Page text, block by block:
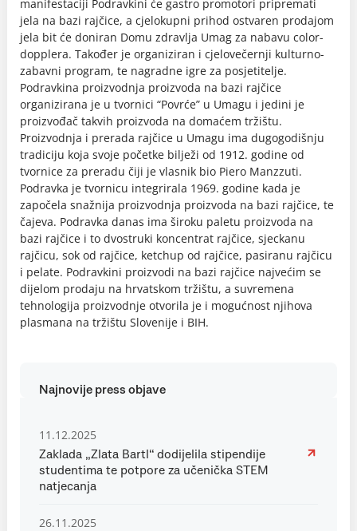
manifestaciji Podravkini će gastro promotori pripremati
jela na bazi rajčice, a cjelokupni prihod ostvaren prodajom
jela bit će doniran Domu zdravlja Umag za nabavu color-
dopplera. Također je organiziran i cjelovečernji kulturno-
zabavni program, te nagradne igre za posjetitelje.
Podravkina proizvodnja proizvoda na bazi rajčice
organizirana je u tvornici “Povrće” u Umagu i jedini je
proizvođač takvih proizvoda na domaćem tržištu.
Proizvodnja i prerada rajčice u Umagu ima dugogodišnju
tradiciju koja svoje početke bilježi od 1912. godine od
tvornice za preradu čiji je vlasnik bio Piero Manzzuti.
Podravka je tvornicu integrirala 1969. godine kada je
započela snažnija proizvodnja proizvoda na bazi rajčice, te
čajeva. Podravka danas ima široku paletu proizvoda na
bazi rajčice i to dvostruki koncentrat rajčice, sjeckanu
rajčicu, sok od rajčice, ketchup od rajčice, pasiranu rajčicu
i pelate. Podravkini proizvodi na bazi rajčice najvećim se
dijelom prodaju na hrvatskom tržištu, a suvremena
tehnologija proizvodnje otvorila je i mogućnost njihova
plasmana na tržištu Slovenije i BIH.
Najnovije press objave
11.12.2025
Zaklada „Zlata Bartl“ dodijelila stipendije
studentima te potpore za učenička STEM
natjecanja
26.11.2025